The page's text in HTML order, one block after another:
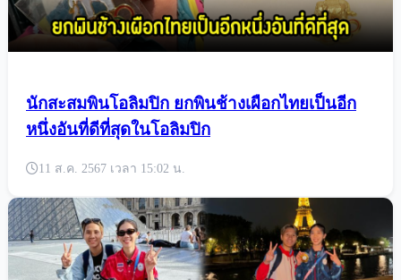
นักสะสมพินโอลิมปิก ยกพินช้างเผือกไทยเป็นอีก
หนึ่งอันที่ดีที่สุดในโอลิมปิก
11 ส.ค. 2567 เวลา 15:02 น.